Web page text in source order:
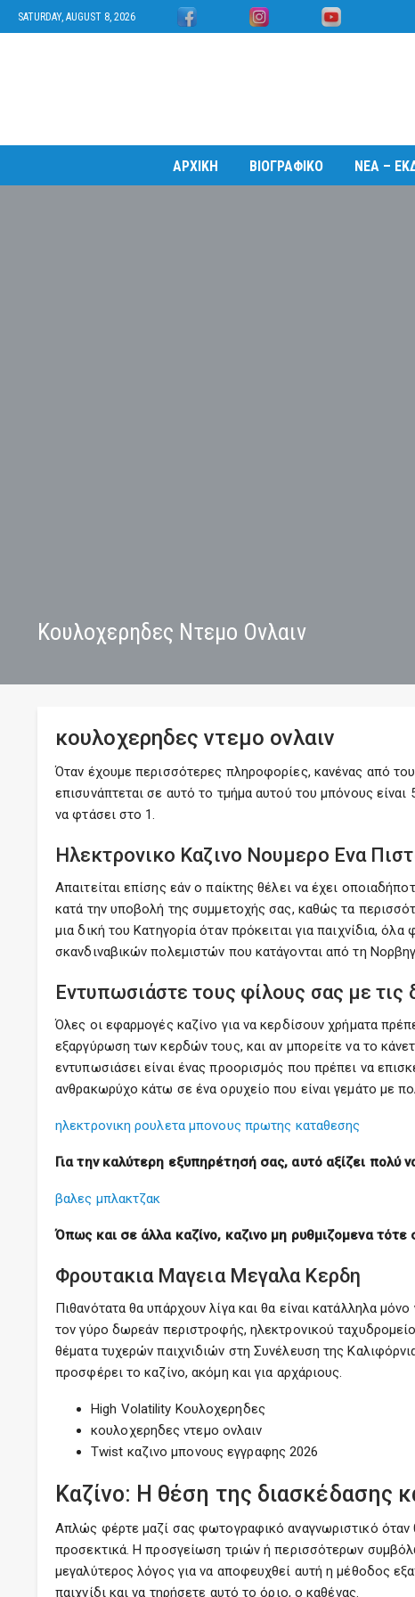
SATURDAY, AUGUST 8, 2026
ΑΡΧΙΚΗ ΒΙΟΓΡΑΦΙΚΟ ΝΕΑ –
Κουλοχερηδες Ντεμο Ονλαιν
κουλοχερηδες ντεμο ονλαιν
Όταν έχουμε περισσότερες πληροφορίες, κανένας από
επισυνάπτεται σε αυτό το τμήμα αυτού του μπόνους
να φτάσει στο 1.
Ηλεκτρονικο Καζινο Νουμερο Ενα
Απαιτείται επίσης εάν ο παίκτης θέλει να έχει
κατά την υποβολή της συμμετοχής σας, καθώς τα
μια δική του Κατηγορία όταν πρόκειται για παιχνίδια,
σκανδιναβικών πολεμιστών που κατάγονται από τη
Εντυπωσιάστε τους φίλους σας με τις
Όλες οι εφαρμογές καζίνο για να κερδίσουν χρήματα
εξαργύρωση των κερδών τους, και αν μπορείτε να το
εντυπωσιάσει είναι ένας προορισμός που πρέπει να
ανθρακωρύχο κάτω σε ένα ορυχείο που είναι γεμάτο με
ηλεκτρονικη ρουλετα μπονους πρωτης καταθεσης
Για την καλύτερη εξυπηρέτησή σας, αυτό αξίζει πολύ
βαλες μπλακτζακ
Όπως και σε άλλα καζίνο, καζινο μη ρυθμιζομενα
Φρουτακια Μαγεια Μεγαλα Κερδη
Πιθανότατα θα υπάρχουν λίγα και θα είναι κατάλληλα
τον γύρο δωρεάν περιστροφής, ηλεκτρονικού
θέματα τυχερών παιχνιδιών στη Συνέλευση της
προσφέρει το καζίνο, ακόμη και για αρχάριους.
High Volatility Κουλοχερηδες
κουλοχερηδες ντεμο ονλαιν
Twist καζινο μπονους εγγραφης 2026
Καζίνο: Η θέση της διασκέδασης
Απλώς φέρτε μαζί σας φωτογραφικό αναγνωριστικό όταν
προσεκτικά. Η προσγείωση τριών ή περισσότερων
μεγαλύτερος λόγος για να αποφευχθεί αυτή η μέθοδος
παιχνίδι και να τηρήσετε αυτό το όριο, ο καθένας.